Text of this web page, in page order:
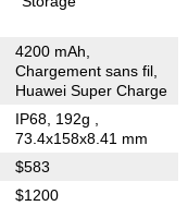
4200 mAh,
Chargement sans fil,
Huawei Super Charge
IP68, 192g
73.4x158x8.41 mm
$583
$1200